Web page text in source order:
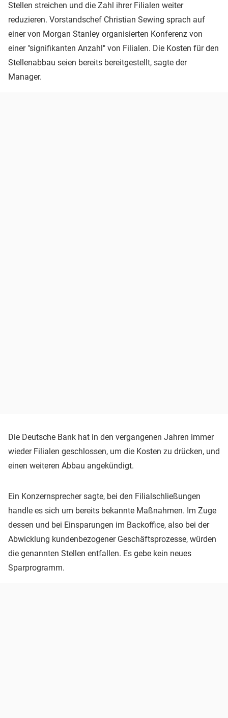
Stellen streichen und die Zahl ihrer Filialen weiter
reduzieren. Vorstandschef Christian Sewing sprach auf
einer von Morgan Stanley organisierten Konferenz von
einer "signifikanten Anzahl" von Filialen. Die Kosten für den
Stellenabbau seien bereits bereitgestellt, sagte der
Manager.
Die Deutsche Bank hat in den vergangenen Jahren immer
wieder Filialen geschlossen, um die Kosten zu drücken, und
einen weiteren Abbau angekündigt.
Ein Konzernsprecher sagte, bei den Filialschließungen
handle es sich um bereits bekannte Maßnahmen. Im Zuge
dessen und bei Einsparungen im Backoffice, also bei der
Abwicklung kundenbezogener Geschäftsprozesse, würden
die genannten Stellen entfallen. Es gebe kein neues
Sparprogramm.